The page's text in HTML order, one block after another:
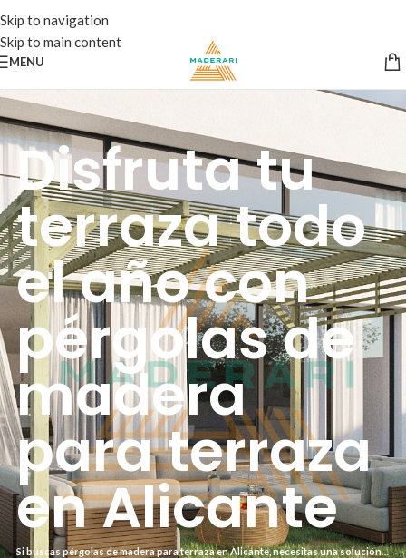
Skip to navigation
Skip to main content
MENU
Disfruta tu
terraza todo
el año con
pérgolas de
madera
para terraza
en Alicante
Si buscas pérgolas de madera para terraza en Alicante, necesitas una solución